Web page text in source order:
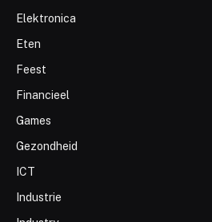
Elektronica
Eten
Feest
Financieel
Games
Gezondheid
ICT
Industrie